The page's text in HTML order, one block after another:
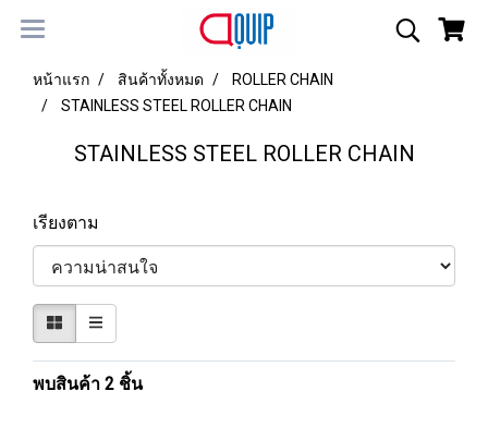
หน้าแรก สินค้าทั้งหมด
ROLLER CHAIN
STAINLESS STEEL ROLLER CHAIN
STAINLESS STEEL ROLLER CHAIN
เรียงตาม
พบสินค้า 2 ชิ้น